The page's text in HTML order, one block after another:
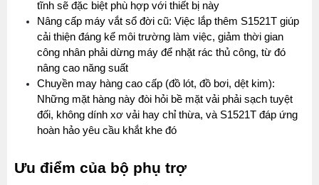
tĩnh sẽ đặc biệt phù hợp với thiết bị này
Nâng cấp máy vắt sổ đời cũ: Việc lắp thêm S1521T giúp
cải thiện đáng kể môi trường làm việc, giảm thời gian
công nhân phải dừng máy để nhặt rác thủ công, từ đó
nâng cao năng suất
Chuyền may hàng cao cấp (đồ lót, đồ bơi, dệt kim):
Những mặt hàng này đòi hỏi bề mặt vải phải sạch tuyệt
đối, không dính xơ vải hay chỉ thừa, và S1521T đáp ứng
hoàn hảo yêu cầu khắt khe đó
Ưu điểm của bộ phụ trợ